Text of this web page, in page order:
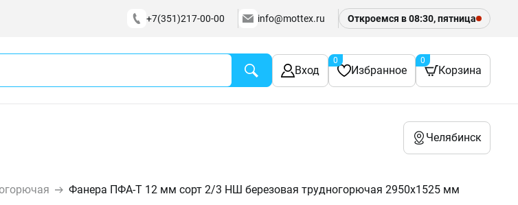
+7(351)217-00-00 info@mottex.ru Откроемся в 08:30, пятница
Вход Избранное
0
Корзина
0
Челябинск
Фанера ПФА-Т 12 мм сорт 2/3 НШ березовая трудногорючая 2950х1525 мм